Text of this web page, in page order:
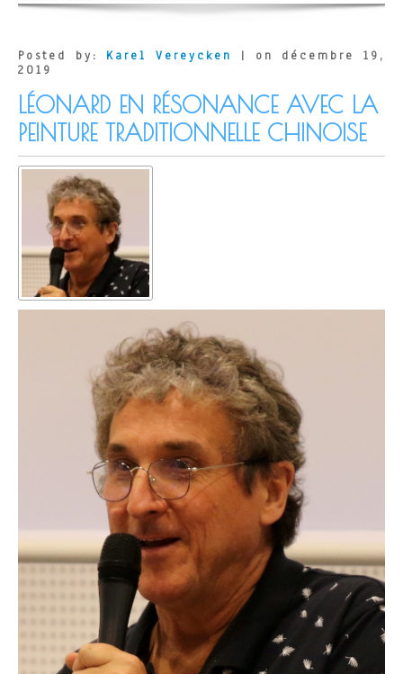
Posted by: Karel Vereycken
| on décembre 19,
2019
LÉONARD EN RÉSONANCE AVEC LA
PEINTURE TRADITIONNELLE CHINOISE